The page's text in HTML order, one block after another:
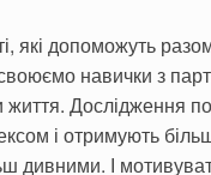
які допоможуть
навички з
Дослідження
і отримують
дивними. І